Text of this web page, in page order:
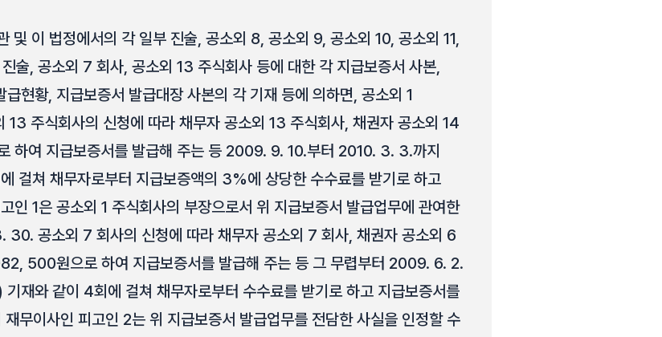
및 이 법정에서의 각 일부 진술, 공소외 8, 공소외 9, 공소외 10, 공소외 11,
술, 공소외 7 회사, 공소외 13 주식회사 등에 대한 각 지급보증서 사본,
현황, 지급보증서 발급대장 사본의 각 기재 등에 의하면, 공소외 1
주식회사의 신청에 따라 채무자 공소외 13 주식회사, 채권자 공소외 14
하여 지급보증서를 발급해 주는 등 2009. 9. 10.부터 2010. 3. 3.까지
걸쳐 채무자로부터 지급보증액의 3%에 상당한 수수료를 받기로 하고
인 1은 공소외 1 주식회사의 부장으로서 위 지급보증서 발급업무에 관여한
공소외 7 회사의 신청에 따라 채무자 공소외 7 회사, 채권자 공소외 6
500원으로 하여 지급보증서를 발급해 주는 등 그 무렵부터 2009. 6. 2.
재와 같이 4회에 걸쳐 채무자로부터 수수료를 받기로 하고 지급보증서를
무이사인 피고인 2는 위 지급보증서 발급업무를 전담한 사실을 인정할 수